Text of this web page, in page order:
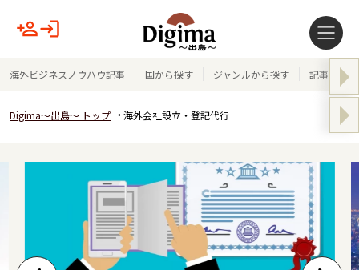
海外ビジネスノウハウ記事 国から探す ジャンルから探す 記事テー
Digima～出島～ トップ 海外会社設立・登記代行